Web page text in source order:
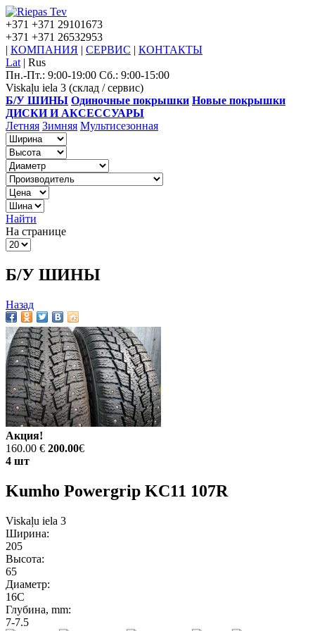
+371 +371 29101673
+371 +371 26532953
| КОМПАНИЯ | СЕРВИС | КОНТАКТЫ
Lat | Rus
Пн.-Пт.: 9:00-19:00 Сб.: 9:00-15:00
Viskaļu iela 3 (склад / сервис)
Б/У ШИНЫ Одиночные покрышки Новые покрышки
ДИСКИ И АКСЕССУАРЫ
Летняя Зимняя Мультисезонная
Найти
На странице
Б/У ШИНЫ
Назад
Акция!
160.00 € 200.00€
4 шт
Kumho Powergrip KC11 107R
Viskaļu iela 3
Ширина:
205
Высота:
65
Диаметр:
16C
Глубина, mm:
7-7.5